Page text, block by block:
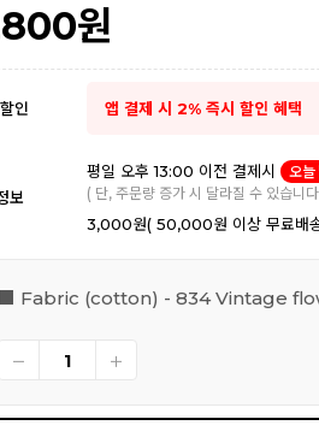
원
인 앱 결제 시 2% 즉시 할인 혜택
보
평일 오후 13:00 이전 결제시
오늘
( 단, 주문량 증가 시 달라질 수 있습니
3,000원( 50,000원 이상 무료배
■ Fabric (cotton) - 834 Vintage